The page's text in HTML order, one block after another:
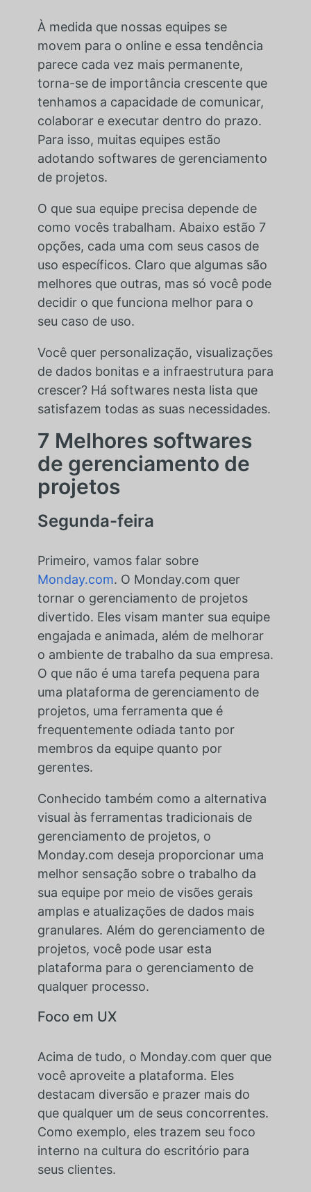
À medida que nossas equipes se
movem para o online e essa tendência
parece cada vez mais permanente,
torna-se de importância crescente que
tenhamos a capacidade de comunicar,
colaborar e executar dentro do prazo.
Para isso, muitas equipes estão
adotando softwares de gerenciamento
de projetos.
O que sua equipe precisa depende de
como vocês trabalham. Abaixo estão 7
opções, cada uma com seus casos de
uso específicos. Claro que algumas são
melhores que outras, mas só você pode
decidir o que funciona melhor para o
seu caso de uso.
Você quer personalização, visualizações
de dados bonitas e a infraestrutura para
crescer? Há softwares nesta lista que
satisfazem todas as suas necessidades.
7 Melhores softwares
de gerenciamento de
projetos
Segunda-feira
Primeiro, vamos falar sobre
Monday.com. O Monday.com quer
tornar o gerenciamento de projetos
divertido. Eles visam manter sua equipe
engajada e animada, além de melhorar
o ambiente de trabalho da sua empresa.
O que não é uma tarefa pequena para
uma plataforma de gerenciamento de
projetos, uma ferramenta que é
frequentemente odiada tanto por
membros da equipe quanto por
gerentes.
Conhecido também como a alternativa
visual às ferramentas tradicionais de
gerenciamento de projetos, o
Monday.com deseja proporcionar uma
melhor sensação sobre o trabalho da
sua equipe por meio de visões gerais
amplas e atualizações de dados mais
granulares. Além do gerenciamento de
projetos, você pode usar esta
plataforma para o gerenciamento de
qualquer processo.
Foco em UX
Acima de tudo, o Monday.com quer que
você aproveite a plataforma. Eles
destacam diversão e prazer mais do
que qualquer um de seus concorrentes.
Como exemplo, eles trazem seu foco
interno na cultura do escritório para
seus clientes.